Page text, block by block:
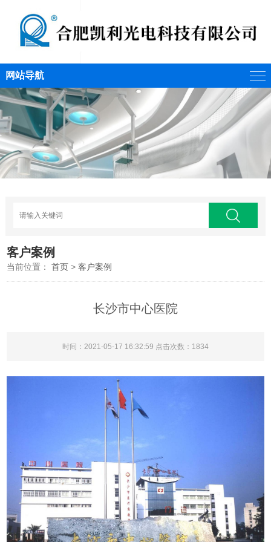
网站导航
客户案例
当前位置：首页 >客户案例
长沙市中心医院
时间：2021-05-17 16:32:59 点击次数： 1834